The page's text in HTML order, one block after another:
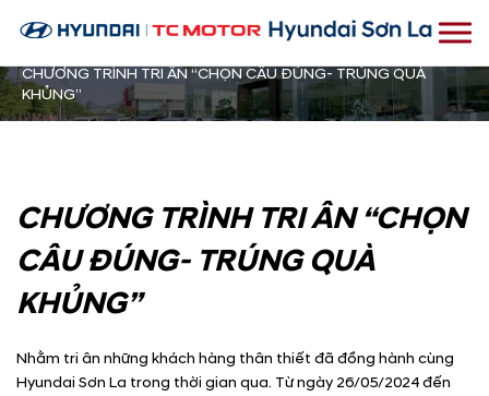
Trang chủ
CHƯƠNG TRÌNH TRI ÂN “CHỌN CÂU ĐÚNG- TRÚNG QUÀ
KHỦNG”
CHƯƠNG TRÌNH TRI ÂN “CHỌN
CÂU ĐÚNG- TRÚNG QUÀ
KHỦNG”
Nhằm tri ân những khách hàng thân thiết đã đồng hành cùng
Hyundai Sơn La trong thời gian qua. Từ ngày 26/05/2024 đến